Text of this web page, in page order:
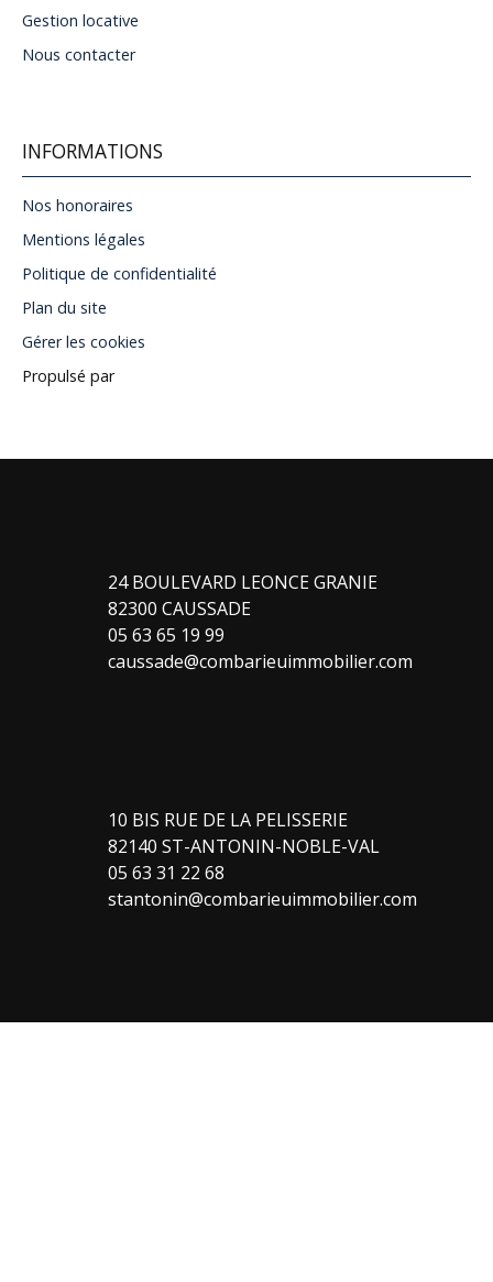
Gestion locative
Nous contacter
INFORMATIONS
Nos honoraires
Mentions légales
Politique de confidentialité
Plan du site
Gérer les cookies
Propulsé par
24 BOULEVARD LEONCE GRANIE
82300 CAUSSADE
05 63 65 19 99
caussade@combarieuimmobilier.com
10 BIS RUE DE LA PELISSERIE
82140 ST-ANTONIN-NOBLE-VAL
05 63 31 22 68
stantonin@combarieuimmobilier.com